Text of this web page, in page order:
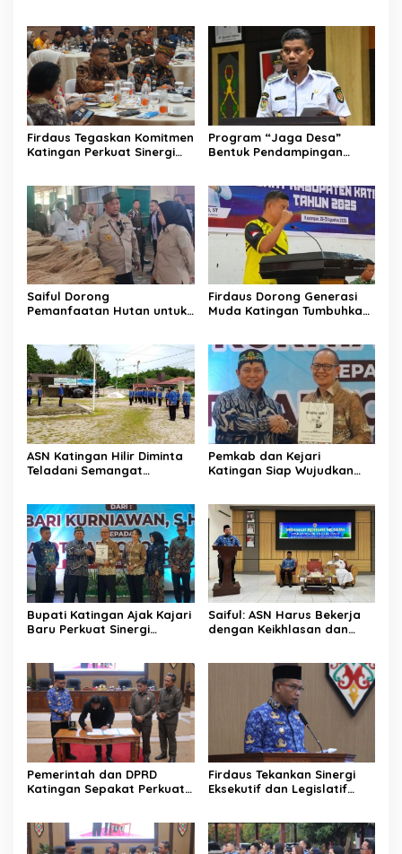
Firdaus Tegaskan Komitmen
Katingan Perkuat Sinergi
Program “Jaga Desa”
Bentuk Pendampingan
Saiful Dorong
Pemanfaatan Hutan untuk
Firdaus Dorong Generasi
Muda Katingan Tumbuhkan
ASN Katingan Hilir Diminta
Teladani Semangat
Pemkab dan Kejari
Katingan Siap Wujudkan
Bupati Katingan Ajak Kajari
Baru Perkuat Sinergi
Saiful: ASN Harus Bekerja
dengan Keikhlasan dan
Pemerintah dan DPRD
Katingan Sepakat Perkuat
Firdaus Tekankan Sinergi
Eksekutif dan Legislatif